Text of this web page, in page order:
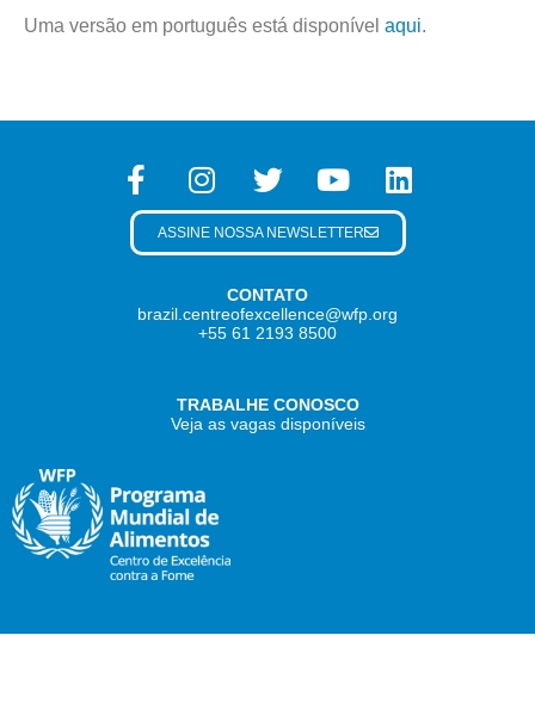
Uma versão em português está disponível aqui.
CONTATO
brazil.centreofexcellence@wfp.org
+55 61 2193 8500
TRABALHE CONOSCO
Veja as vagas disponíveis
ASSINE NOSSA NEWSLETTER